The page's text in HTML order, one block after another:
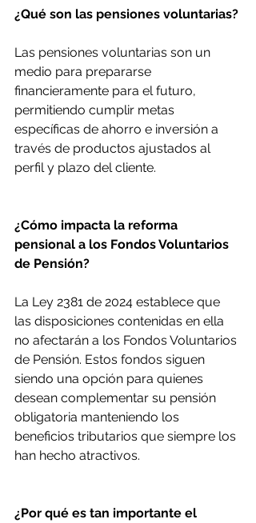
¿Qué son las pensiones voluntarias?
Las pensiones voluntarias son un
medio para prepararse
financieramente para el futuro,
permitiendo cumplir metas
específicas de ahorro e inversión a
través de productos ajustados al
perfil y plazo del cliente.
¿Cómo impacta la reforma
pensional a los Fondos Voluntarios
de Pensión?
La Ley 2381 de 2024 establece que
las disposiciones contenidas en ella
no afectarán a los Fondos Voluntarios
de Pensión. Estos fondos siguen
siendo una opción para quienes
desean complementar su pensión
obligatoria manteniendo los
beneficios tributarios que siempre los
han hecho atractivos.
¿Por qué es tan importante el